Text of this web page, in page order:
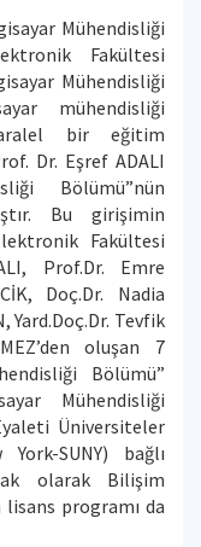
Mühendisliği
Fakültesi
Mühendisliği
mühendisliği
bir eğitim
Dr. Eşref ADALI
Bölümü”nün
Bu girişimin
Fakültesi
Prof.Dr. Emre
Doç.Dr. Nadia
Yard.Doç.Dr. Tevfik
oluşan 7
Bölümü”
Mühendisliği
Üniversiteler
SUNY) bağlı
olarak Bilişim
programı da